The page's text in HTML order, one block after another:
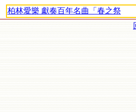
柏林愛樂 獻奏百年名曲「春之祭